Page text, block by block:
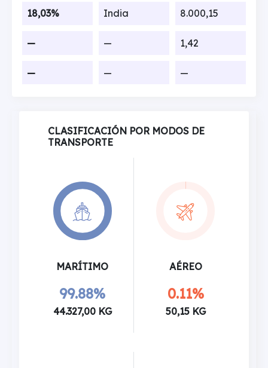
18,03% India 8.000,15
— — 1,42
— — —
CLASIFICACIÓN POR MODOS DE
TRANSPORTE
MARÍTIMO
99.88%
44.327,00 KG
AÉREO
0.11%
50,15 KG